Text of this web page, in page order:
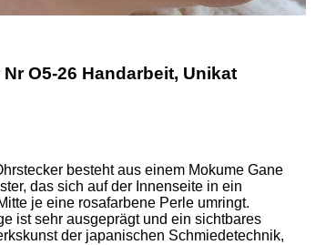
O5-26 Handarbeit, Unikat
besteht aus einem Mokume Gane
das sich auf der Innenseite in ein
je eine rosafarbene Perle umringt.
ist sehr ausgeprägt und ein sichtbares
der japanischen Schmiedetechnik,